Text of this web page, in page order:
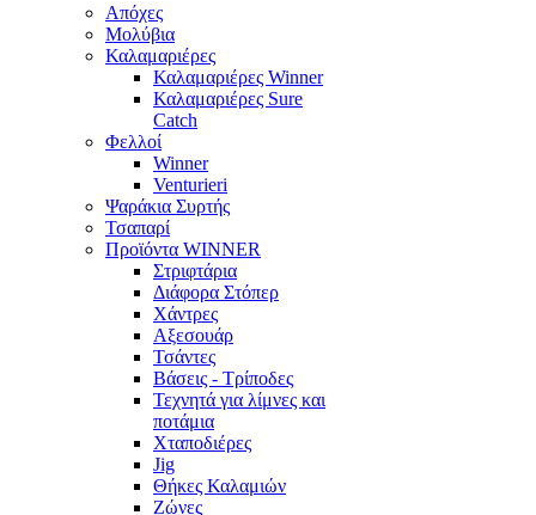
Απόχες
Μολύβια
Καλαμαριέρες
Καλαμαριέρες Winner
Καλαμαριέρες Sure
Catch
Φελλοί
Winner
Venturieri
Ψαράκια Συρτής
Τσαπαρί
Προϊόντα WINNER
Στριφτάρια
Διάφορα Στόπερ
Χάντρες
Αξεσουάρ
Τσάντες
Βάσεις - Τρίποδες
Τεχνητά για λίμνες και
ποτάμια
Χταποδιέρες
Jig
Θήκες Καλαμιών
Ζώνες